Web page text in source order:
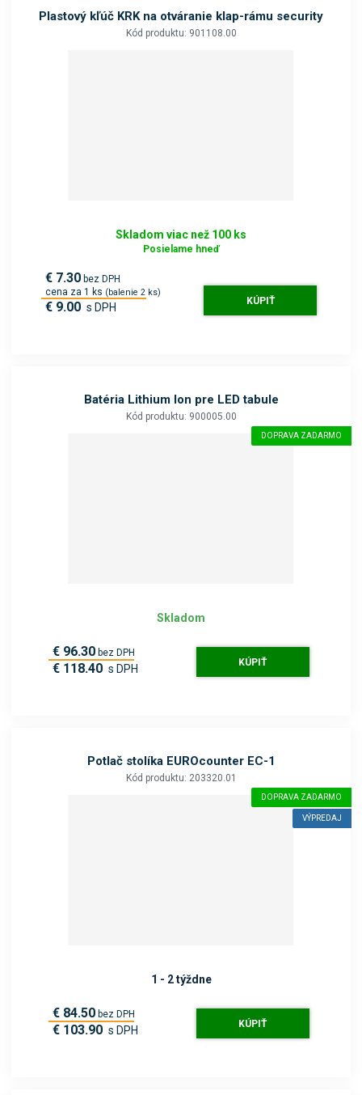
Plastový kľúč KRK na otváranie klap-rámu security
Kód produktu: 901108.00
Skladom viac než 100 ks
Posielame hneď
€ 7.30 bez DPH
cena za 1 ks (balenie 2 ks)
€ 9.00 s DPH KÚPIŤ
Batéria Lithium Ion pre LED tabule
Kód produktu: 900005.00
DOPRAVA ZADARMO
Skladom
€ 96.30 bez DPH
€ 118.40 s DPH KÚPIŤ
Potlač stolíka EUROcounter EC-1
Kód produktu: 203320.01
DOPRAVA ZADARMO
VÝPREDAJ
1 - 2 týždne
€ 84.50 bez DPH
€ 103.90 s DPH KÚPIŤ